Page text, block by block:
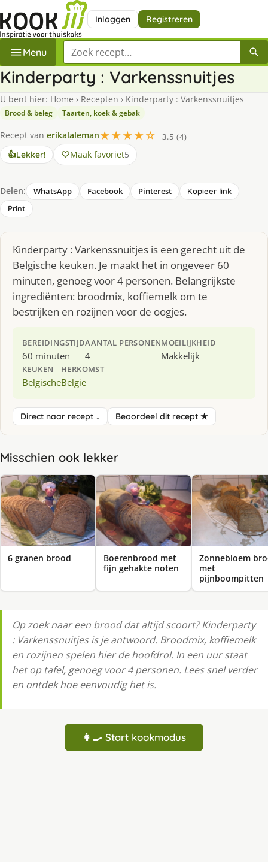
Inloggen Registreren
Menu Zoek een recept
Kinderparty : Varkenssnuitjes
U bent hier: Home › Recepten › Kinderparty : Varkenssnuitjes
Brood & beleg Taarten, koek & gebak
Recept van erikalaleman★★★★☆
3.5 (4)
👍Lekker! Maak favoriet5
Delen: WhatsApp Facebook Pinterest
Kopieer link
Print
Kinderparty : Varkenssnuitjes is een gerecht uit de
Belgische keuken. Je maakt het in ongeveer 60
minuten, genoeg voor 4 personen. Belangrijkste
ingrediënten: broodmix, koffiemelk om te
bestrijken en rozijnen voor de oogjes.
BEREIDINGSTIJD
60 minuten
AANTAL PERSONEN
4
MOEILIJKHEID
Makkelijk
KEUKEN
Belgische
HERKOMST
Belgie
Direct naar recept ↓ Beoordeel dit recept ★
Misschien ook lekker
6 granen brood
Boerenbrood met
fijn gehakte noten
Zonnebloem
met
pijnboompitten
Op zoek naar een brood dat altijd scoort? Kinderparty
: Varkenssnuitjes is je antwoord. Broodmix, koffiemelk
en rozijnen spelen hier de hoofdrol. In een uur staat
het op tafel, genoeg voor 4 personen. Lees snel verder
en ontdek hoe eenvoudig het is.
👩‍🍳 Start kookmodus